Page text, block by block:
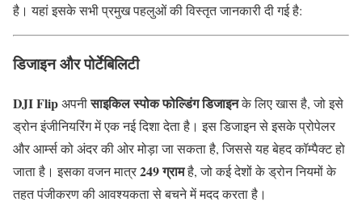
है। यहां इसके सभी प्रमुख पहलुओं की विस्तृत जानकारी दी गई है:
डिजाइन और पोर्टेबिलिटी
DJI Flipअपनीसाइकिल स्पोक फोल्डिंग डिजाइनके लिए खास है, जो इसे
ड्रोन इंजीनियरिंग में एक नई दिशा देता है। इस डिजाइन से इसके प्रोपेलर
और आर्म्स को अंदर की ओर मोड़ा जा सकता है, जिससे यह बेहद कॉम्पैक्ट हो
जाता है। इसका वजन मात्र249 ग्रामहै, जो कई देशों के ड्रोन नियमों के
तहत पंजीकरण की आवश्यकता से बचने में मदद करता है।